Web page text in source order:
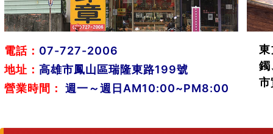
電話： 07-727-2006
地址： 高雄市鳳山區瑞隆東路199號
營業時間：
週一～週日AM10:00~PM8:00
鐲
市